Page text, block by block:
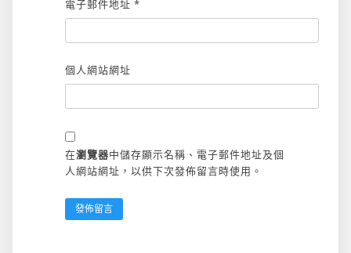
電子郵件地址 *
個人網站網址
在瀏覽器中儲存顯示名稱、電子郵件地址及個
人網站網址，以供下次發佈留言時使用。